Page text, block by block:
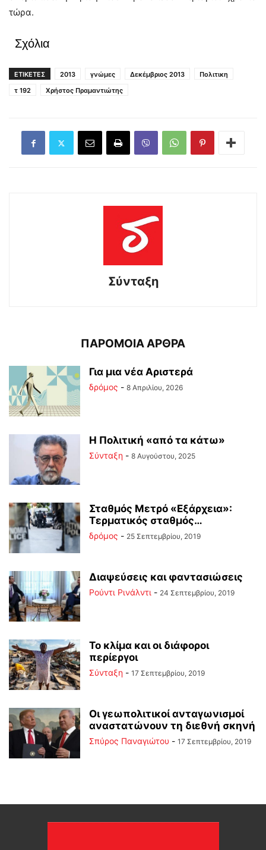
τώρα.
Σχόλια
ΕΤΙΚΕΤΕΣ 2013 γνώμες Δεκέμβριος 2013
Πολιτικη
τ 192
Χρήστος Πραμαντιώτης
Σύνταξη
ΠΑΡΟΜΟΙΑ ΑΡΘΡΑ
Για μια νέα Αριστερά
δρόμος - 8 Απριλίου, 2026
Η Πολιτική «από τα κάτω»
Σύνταξη - 8 Αυγούστου, 2025
Σταθμός Μετρό «Εξάρχεια»:
Τερματικός σταθμός…
δρόμος - 25 Σεπτεμβρίου, 2019
Διαψεύσεις και φαντασιώσεις
Ρούντι Ρινάλντι - 24 Σεπτεμβρίου, 2019
Το κλίμα και οι διάφοροι
περίεργοι
Σύνταξη - 17 Σεπτεμβρίου, 2019
Οι γεωπολιτικοί ανταγωνισμοί
αναστατώνουν τη διεθνή σκηνή
Σπύρος Παναγιώτου - 17 Σεπτεμβρίου, 2019